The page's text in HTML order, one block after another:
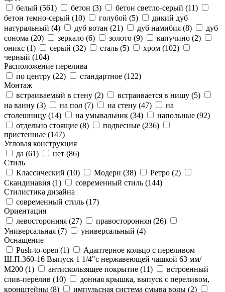
белый (561) бетон (3) бетон светло-серый (11)
бетон темно-серый (10) голубой (5)
дикий дуб
натуральный (4) дуб вотан (21) дуб намибия (8)
дуб
сонома (20) зеркало (6) золото (9) капучино (2)
оникс (1) серый (32) сталь (5) хром (102)
черный (104)
Расположение перелива
по центру (22) стандартное (122)
Монтаж
встраиваемый в стену (2) встраивается в нишу (5)
на ванну (3) на пол (7) на стену (47)
на
столешницу (14) на умывальник (34) напольные (92)
отдельно стоящие (8) подвесные (236)
пристенные (147)
Угловая конструкция
да (61) нет (86)
Стиль
Классический (10) Модерн (38) Ретро (2)
Скандинавия (1) современный стиль (144)
Стилистика дизайна
современный стиль (17)
Ориентация
левосторонняя (27) правосторонняя (26)
Универсальная (7) универсальный (4)
Оснащение
Push-to-open (1)
Адаптерное кольцо с переливом
Ш.П.360-16 Выпуск 1 1/4"с нержавеющей чашкой 63 мм/
М200 (1) антискользящее покрытие (11)
встроенный
слив-перелив (10)
донная крышка, выпуск с переливом,
кронштейны (8) импульсная система смыва воды (2)